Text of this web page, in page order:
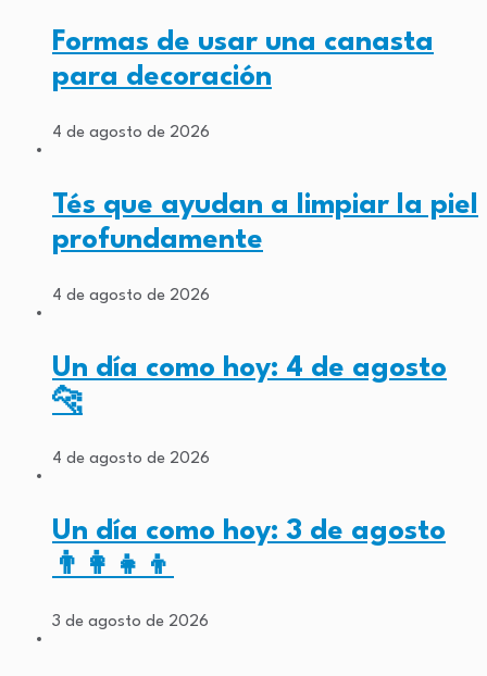
Formas de usar una canasta
para decoración
4 de agosto de 2026
Tés que ayudan a limpiar la piel
profundamente
4 de agosto de 2026
Un día como hoy: 4 de agosto
🐆
4 de agosto de 2026
Un día como hoy: 3 de agosto
👨‍👩‍👧‍👦
3 de agosto de 2026